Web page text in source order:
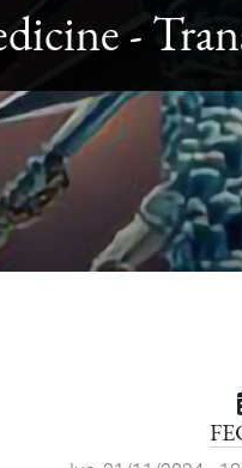
-